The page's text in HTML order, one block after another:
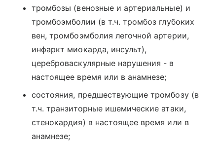
тромбозы (венозные и артериальные) и
тромбоэмболии (в т.ч. тромбоз глубоких
вен, тромбоэмболия легочной артерии,
инфаркт миокарда, инсульт),
цереброваскулярные нарушения - в
настоящее время или в анамнезе;
состояния, предшествующие тромбозу (в
т.ч. транзиторные ишемические атаки,
стенокардия) в настоящее время или в
анамнезе;